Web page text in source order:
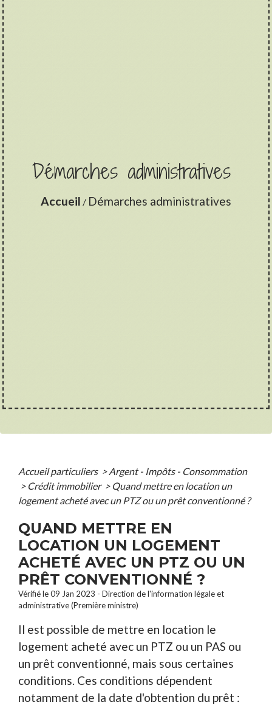
Démarches administratives
Accueil / Démarches administratives
Accueil particuliers > Argent - Impôts - Consommation
> Crédit immobilier > Quand mettre en location un
logement acheté avec un PTZ ou un prêt conventionné ?
QUAND METTRE EN
LOCATION UN LOGEMENT
ACHETÉ AVEC UN PTZ OU UN
PRÊT CONVENTIONNÉ ?
Vérifié le 09 Jan 2023 - Direction de l'information légale et
administrative (Première ministre)
Il est possible de mettre en location le
logement acheté avec un PTZ ou un PAS ou
un prêt conventionné, mais sous certaines
conditions. Ces conditions dépendent
notamment de la date d'obtention du prêt :